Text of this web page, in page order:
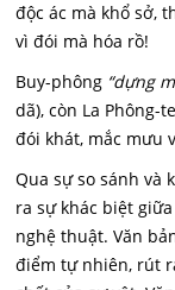
độc ác mà khổ sở,
vì đói mà hóa rồ!
Buy-phông “dựng
dã), còn La Phông-
đói khát, mắc mưu
Qua sự so sánh và
ra sự khác biệt
nghệ thuật. Văn
điểm tự nhiên, rút